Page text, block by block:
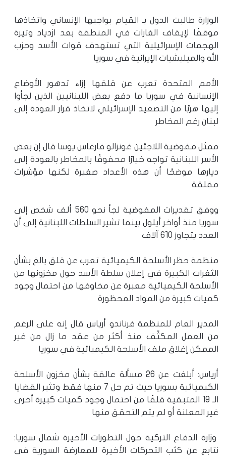
الوزارة طالبت الدول بـ القيام بواجبها الإنساني واتخاذها
موقفًا لإيقاف الغارات في المنطقة بعد ازدياد وتيرة
الهجمات الإسرائيلية التي تستهدف قوات الأسد وحزب
الله والميليشيات الإيرانية في سوريا
الأمم المتحدة تعرب عن قلقها إزاء تدهور الأوضاع
الإنسانية في سوريا ما دفع بعض اللبنانيين الذين لجأوا
إليها هربًا من التصعيد الإسرائيلي لاتخاذ قرار العودة إلى
لبنان رغم المخاطر
ممثل مفوضية اللاجئين غونزالو فارغاس يوسا قال إن بعض
الأسر اللبنانية تواجه خيارًا محفوفًا بالمخاطر بالعودة إلى
ديارها موضحًا أن هذه الأعداد صغيرة لكنها مؤشرات
مقلقة
ووفق تقديرات المفوضية لجأ نحو 560 ألف شخص إلى
سوريا منذ أواخر أيلول بينما تشير السلطات اللبنانية إلى أن
العدد يتجاوز 610 آلاف
منظمة حظر الأسلحة الكيميائية تعرب عن قلق بالغ بشأن
الثغرات الكبيرة في إعلان سلطة الأسد حول مخزونها من
الأسلحة الكيميائية معبرة عن مخاوفها من احتمال وجود
كميات كبيرة من المواد المحظورة
المدير العام للمنظمة فرناندو أرياس قال إنه على الرغم
من العمل المكثّف منذ أكثر من عقد ما زال من غير
الممكن إغلاق ملف الأسلحة الكيميائية في سوريا
أرياس: أبلغت عن 26 مسألة عالقة بشأن مخزون الأسلحة
الكيميائية بسوريا حيث تم حل 7 منها فقط وتثير القضايا
الـ 19 المتبقية قلقًا من احتمال وجود كميات كبيرة أخرى
غير المعلنة أو لم يتم التحقق منها
وزارة الدفاع التركية حول التطورات الأخيرة شمال سوريا:
نتابع عن كثب التحركات الأخيرة للمعارضة السورية في